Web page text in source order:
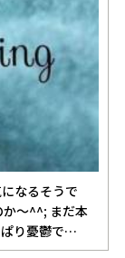
ぱり憂鬱で…